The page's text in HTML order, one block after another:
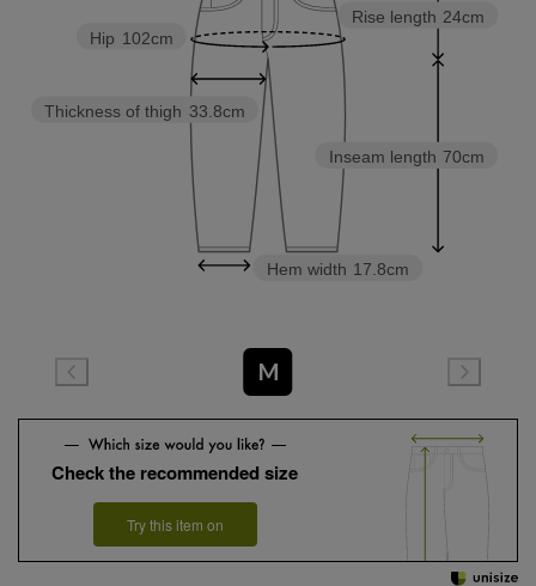
Inseam length 70cm
Rise length 24cm
Hem width 17.8cm
Thickness of thigh 33.8cm
Hip 102cm
M
Check the recommended size
Try this item on